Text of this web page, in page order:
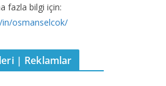
fazla bilgi için:
osmanselcok/
| Reklamlar